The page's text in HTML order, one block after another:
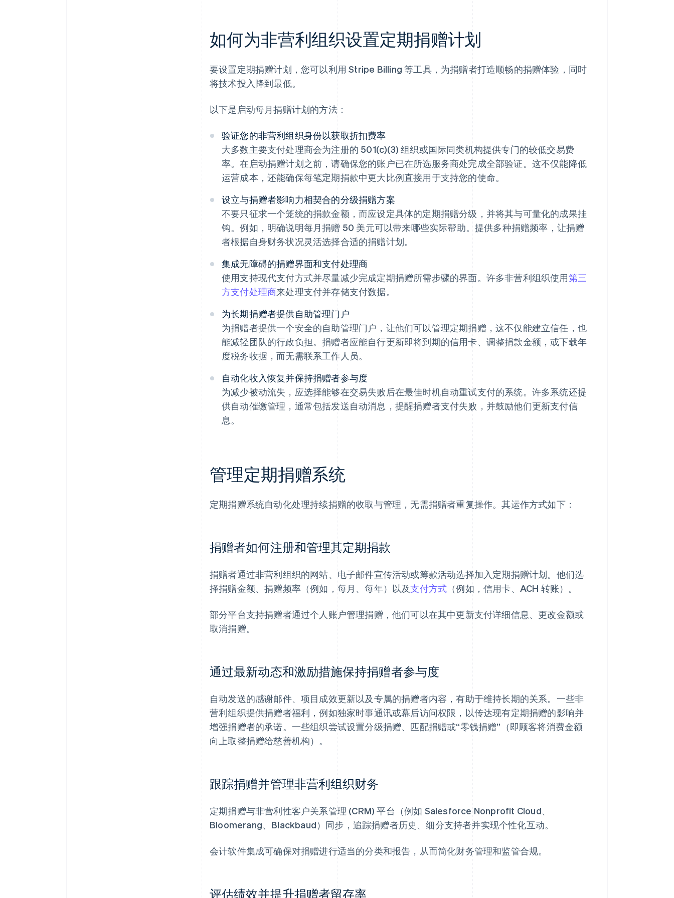
如何为非营利组织设置定期捐赠计划
要设置定期捐赠计划，您可以利用 Stripe Billing 等工具，为捐赠者打造顺畅的捐赠体验，同时
将技术投入降到最低。
以下是启动每月捐赠计划的方法：
验证您的非营利组织身份以获取折扣费率
大多数主要支付处理商会为注册的 501(c)(3) 组织或国际同类机构提供专门的较低交易费
率。在启动捐赠计划之前，请确保您的账户已在所选服务商处完成全部验证。这不仅能降低
运营成本，还能确保每笔定期捐款中更大比例直接用于支持您的使命。
设立与捐赠者影响力相契合的分级捐赠方案
不要只征求一个笼统的捐款金额，而应设定具体的定期捐赠分级，并将其与可量化的成果挂
钩。例如，明确说明每月捐赠 50 美元可以带来哪些实际帮助。提供多种捐赠频率，让捐赠
者根据自身财务状况灵活选择合适的捐赠计划。
集成无障碍的捐赠界面和支付处理商
使用支持现代支付方式并尽量减少完成定期捐赠所需步骤的界面。许多非营利组织使用第三
方支付处理商来处理支付并存储支付数据。
为长期捐赠者提供自助管理门户
为捐赠者提供一个安全的自助管理门户，让他们可以管理定期捐赠，这不仅能建立信任，也
能减轻团队的行政负担。捐赠者应能自行更新即将到期的信用卡、调整捐款金额，或下载年
度税务收据，而无需联系工作人员。
自动化收入恢复并保持捐赠者参与度
为减少被动流失，应选择能够在交易失败后在最佳时机自动重试支付的系统。许多系统还提
供自动催缴管理，通常包括发送自动消息，提醒捐赠者支付失败，并鼓励他们更新支付信
息。
管理定期捐赠系统
定期捐赠系统自动化处理持续捐赠的收取与管理，无需捐赠者重复操作。其运作方式如下：
捐赠者如何注册和管理其定期捐款
捐赠者通过非营利组织的网站、电子邮件宣传活动或筹款活动选择加入定期捐赠计划。他们选
择捐赠金额、捐赠频率（例如，每月、每年）以及支付方式 （例如，信用卡、ACH 转账）。
部分平台支持捐赠者通过个人账户管理捐赠，他们可以在其中更新支付详细信息、更改金额或
取消捐赠。
通过最新动态和激励措施保持捐赠者参与度
自动发送的感谢邮件、项目成效更新以及专属的捐赠者内容，有助于维持长期的关系。一些非
营利组织提供捐赠者福利，例如独家时事通讯或幕后访问权限，以传达现有定期捐赠的影响并
增强捐赠者的承诺。一些组织尝试设置分级捐赠、匹配捐赠或“零钱捐赠”（即顾客将消费金额
向上取整捐赠给慈善机构）。
跟踪捐赠并管理非营利组织财务
定期捐赠与非营利性客户关系管理 (CRM) 平台（例如 Salesforce Nonprofit Cloud、
Bloomerang、Blackbaud）同步，追踪捐赠者历史、细分支持者并实现个性化互动。
会计软件集成可确保对捐赠进行适当的分类和报告，从而简化财务管理和监管合规。
评估绩效并提升捐赠者留存率